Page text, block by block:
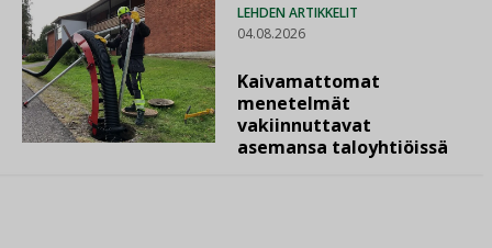
LEHDEN ARTIKKELIT
04.08.2026
Kaivamattomat
menetelmät
vakiinnuttavat
asemansa taloyhtiöissä